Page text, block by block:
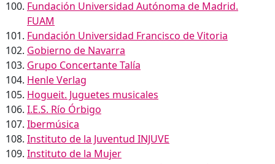
Fundación Universidad Autónoma de Madrid.
FUAM
Fundación Universidad Francisco de Vitoria
Gobierno de Navarra
Grupo Concertante Talía
Henle Verlag
Hogueit. Juguetes musicales
I.E.S. Río Órbigo
Ibermúsica
Instituto de la Juventud INJUVE
Instituto de la Mujer